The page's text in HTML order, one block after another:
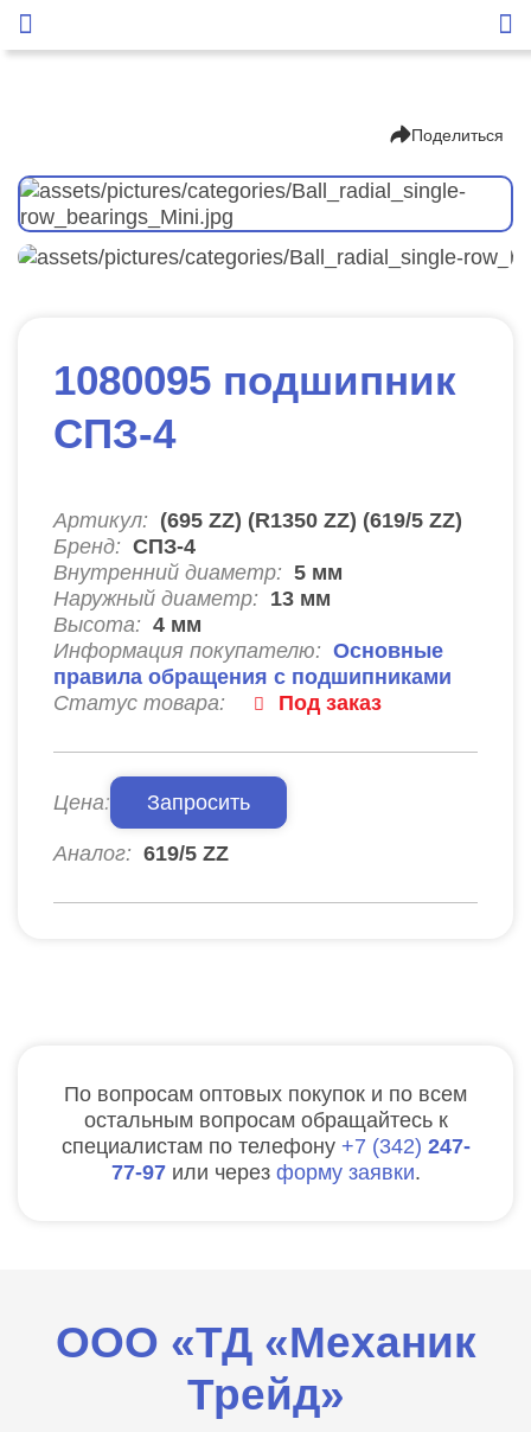
Поделиться
1080095 подшипник
СПЗ-4
Артикул: (695 ZZ) (R1350 ZZ) (619/5 ZZ)
Бренд: СПЗ-4
Внутренний диаметр: 5 мм
Наружный диаметр: 13 мм
Высота: 4 мм
Информация покупателю: Основные
правила обращения с подшипниками
Статус товара:
Под заказ
Цена: Запросить
Аналог: 619/5 ZZ
По вопросам оптовых покупок и по всем
остальным вопросам обращайтесь к
специалистам по телефону
7 342 247-
77-97 или через форму заявки.
ООО «ТД «Механик
Трейд»